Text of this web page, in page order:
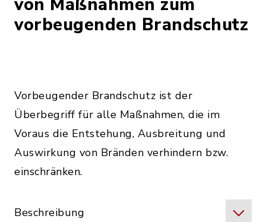
vorbeugenden Brandschutz
Vorbeugender Brandschutz ist der
Überbegriff für alle Maßnahmen, die im
Voraus die Entstehung, Ausbreitung und
Auswirkung von Bränden verhindern bzw.
einschränken.
Beschreibung